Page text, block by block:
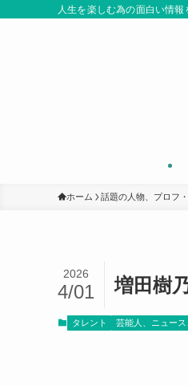
人生を楽しむ為の面白い情
ホーム 話題の人物、プロフ
増田樹
2026
4/01
タレント 芸能人、ニュース